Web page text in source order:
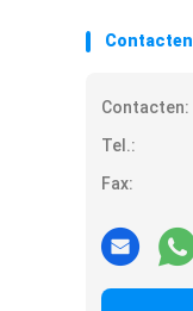
Contacten
Contacten:
Tel.:
Fax: